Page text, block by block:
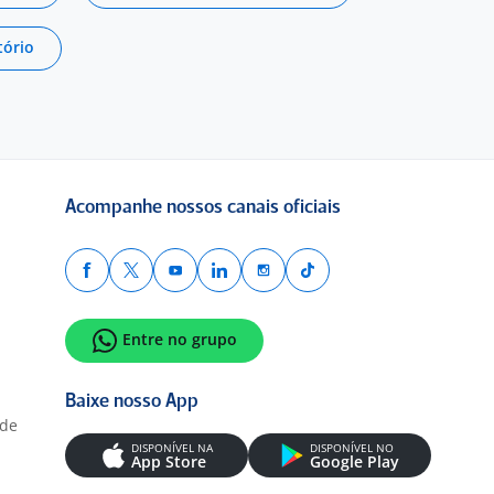
Acompanhe nossos canais oficiais
Entre no grupo
Baixe nosso App
DISPONÍVEL NA
App Store
DISPONÍVEL NO
Google Play